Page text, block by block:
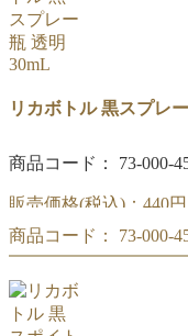
リカボトル 黒スプレ
商品コード： 73-000-
販売価格(税込)： 440円
黒スプレー瓶 透明
商品コード： 73-000-
黒スプレー瓶 透明 30mL